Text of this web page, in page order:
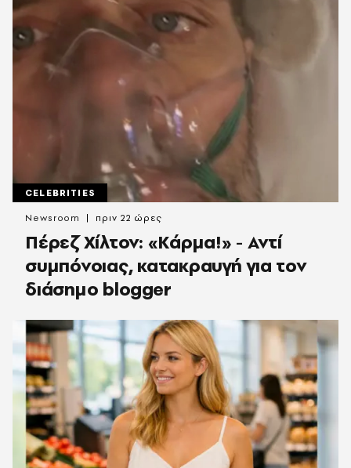
CELEBRITIES
Πέρεζ Χίλτον: «Κάρμα!» - Αντί
συμπόνοιας, κατακραυγή για τον
διάσημο blogger
Newsroom πριν 22 ώρες